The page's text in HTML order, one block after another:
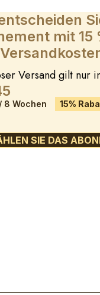
mit 15
Versand gilt
8 Wochen 15%
SIE DAS